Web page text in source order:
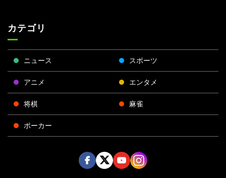
カテゴリ
ニュース スポーツ
アニメ エンタメ
将棋 麻雀
ポーカー